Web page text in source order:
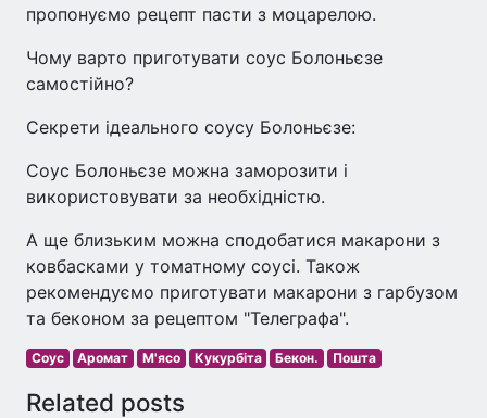
пропонуємо рецепт пасти з моцарелою.
Чому варто приготувати соус Болоньєзе
самостійно?
Секрети ідеального соусу Болоньєзе:
Соус Болоньєзе можна заморозити і
використовувати за необхідністю.
А ще близьким можна сподобатися макарони з
ковбасками у томатному соусі. Також
рекомендуємо приготувати макарони з гарбузом
та беконом за рецептом "Телеграфа".
Соус Аромат М'ясо Кукурбіта Бекон. Пошта
Related posts